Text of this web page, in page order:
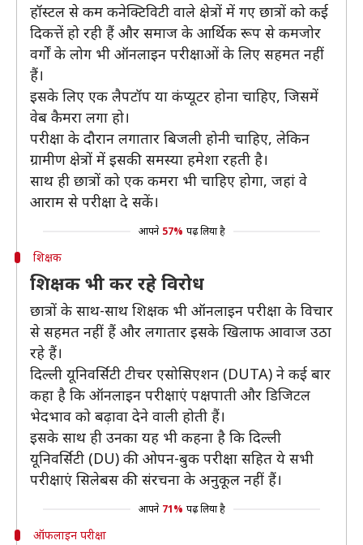
हॉस्टल से कम कनेक्टिविटी वाले क्षेत्रों में गए छात्रों को कई
दिकत्तें हो रही हैं और समाज के आर्थिक रूप से कमजोर
वर्गों के लोग भी ऑनलाइन परीक्षाओं के लिए सहमत नहीं
हैं।
इसके लिए एक लैपटॉप या कंप्यूटर होना चाहिए, जिसमें
वेब कैमरा लगा हो।
परीक्षा के दौरान लगातार बिजली होनी चाहिए, लेकिन
ग्रामीण क्षेत्रों में इसकी समस्या हमेशा रहती है।
साथ ही छात्रों को एक कमरा भी चाहिए होगा, जहां वे
आराम से परीक्षा दे सकें।
आपने 57% पढ़ लिया है
शिक्षक
शिक्षक भी कर रहे विरोध
छात्रों के साथ-साथ शिक्षक भी ऑनलाइन परीक्षा के विचार
से सहमत नहीं हैं और लगातार इसके खिलाफ आवाज उठा
रहे हैं।
दिल्ली यूनिवर्सिटी टीचर एसोसिएशन (DUTA) ने कई बार
कहा है कि ऑनलाइन परीक्षाएं पक्षपाती और डिजिटल
भेदभाव को बढ़ावा देने वाली होती हैं।
इसके साथ ही उनका यह भी कहना है कि दिल्ली
यूनिवर्सिटी (DU) की ओपन-बुक परीक्षा सहित ये सभी
परीक्षाएं सिलेबस की संरचना के अनुकूल नहीं हैं।
आपने 71% पढ़ लिया है
ऑफलाइन परीक्षा